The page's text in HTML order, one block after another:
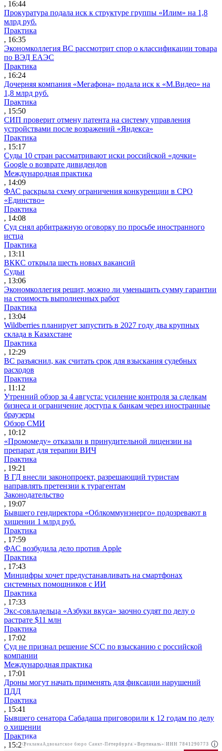
Реклама АО"Право.ру" ИНН: 7708095468
, 16:44
Прокуратура подала иск к структуре группы «Илим» на 1,8
млрд руб.
Практика
, 16:35
Экономколлегия ВС рассмотрит спор о классификации товара
по ВЭД ЕАЭС
Практика
, 16:24
Дочерняя компания «Мегафона» подала иск к «М.Видео» на
1,8 млрд руб.
Практика
, 15:50
СИП проверит отмену патента на систему управления
устройствами после возражений «Яндекса»
Практика
, 15:17
Суды 10 стран рассматривают иски российской «дочки»
Google о возврате дивидендов
Международная практика
, 14:09
ФАС раскрыла схему ограничения конкуренции в СРО
«Единство»
Практика
, 14:08
Суд снял арбитражную оговорку по просьбе иностранного
истца
Практика
, 13:11
ВККС открыла шесть новых вакансий
Судьи
, 13:06
Экономколлегия решит, можно ли уменьшить сумму гарантии
на стоимость выполненных работ
Практика
, 13:04
Wildberries планирует запустить в 2027 году два крупных
склада в Казахстане
Практика
, 12:29
ВС разъяснил, как считать срок для взыскания судебных
расходов
Практика
, 11:12
Утренний обзор за 4 августа: усиление контроля за сделкам
бизнеса и ограничение доступа к банкам через иностранные
браузеры
Обзор СМИ
, 10:12
«Промомеду» отказали в принудительной лицензии на
препарат для терапии ВИЧ
Практика
, 19:21
В ГД внесли законопроект, разрешающий туристам
направлять претензии к турагентам
Законодательство
, 19:07
Бывшего гендиректора «Облкоммунэнерго» подозревают в
хищении 1 млрд руб.
Практика
, 17:59
ФАС возбудила дело против Apple
Практика
, 17:43
Минцифры хочет предустанавливать на смартфонах
системных помощников с ИИ
Практика
, 17:33
Экс-совладельца «Азбуки вкуса» заочно судят по делу о
растрате $11 млн
Практика
, 17:02
Суд не признал решение SCC по взысканию с российской
компании
Международная практика
, 17:01
Дроны могут начать применять для фиксации нарушений
ПДД
Практика
, 15:41
Бывшего сенатора Сабадаша приговорили к 12 годам по делу
о хищении
Практика
, 15:29Реклама Адвокатское бюро Санкт-Петербурга «Вертикаль» ИНН 7841290773